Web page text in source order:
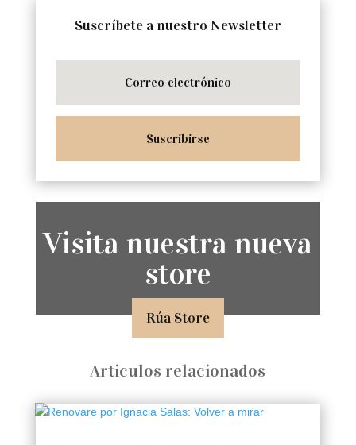
Suscríbete a nuestro Newsletter
Suscribirse
Visita nuestra nueva
store
Rúa Store
Articulos relacionados